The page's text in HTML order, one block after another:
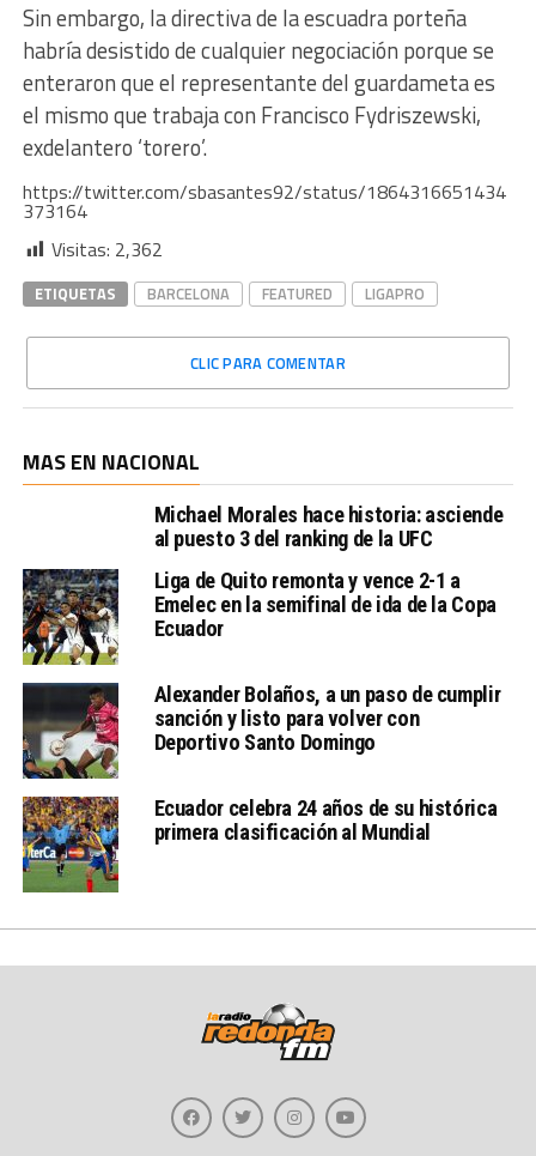
Sin embargo, la directiva de la escuadra porteña
habría desistido de cualquier negociación porque se
enteraron que el representante del guardameta es
el mismo que trabaja con Francisco Fydriszewski,
exdelantero ‘torero’.
https://twitter.com/sbasantes92/status/1864316651434
373164
Visitas: 2,362
ETIQUETAS BARCELONA FEATURED LIGAPRO
CLIC PARA COMENTAR
MAS EN NACIONAL
Michael Morales hace historia: asciende
al puesto 3 del ranking de la UFC
Liga de Quito remonta y vence 2-1 a
Emelec en la semifinal de ida de la Copa
Ecuador
Alexander Bolaños, a un paso de cumplir
sanción y listo para volver con
Deportivo Santo Domingo
Ecuador celebra 24 años de su histórica
primera clasificación al Mundial